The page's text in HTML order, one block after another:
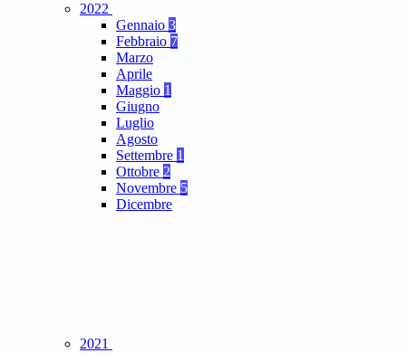
2022
Gennaio 3
Febbraio 7
Marzo
Aprile
Maggio 1
Giugno
Luglio
Agosto
Settembre 1
Ottobre 2
Novembre 5
Dicembre
2021